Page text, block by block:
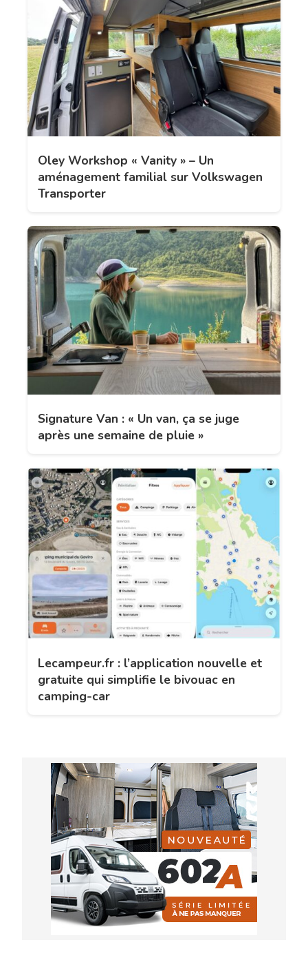
Oley Workshop « Vanity » – Un
aménagement familial sur Volkswagen
Transporter
Signature Van : « Un van, ça se juge
après une semaine de pluie »
Lecampeur.fr : l’application nouvelle et
gratuite qui simplifie le bivouac en
camping-car